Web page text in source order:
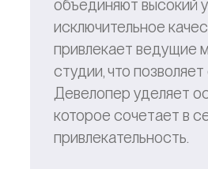
объединяют высокий
исключительное
привлекает ведущие
студии, что
Девелопер уделяет
которое сочетает в
привлекательность.